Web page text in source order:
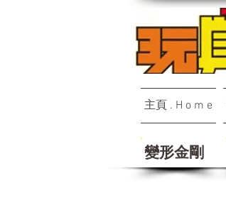
主頁 . H o m e
變形金剛